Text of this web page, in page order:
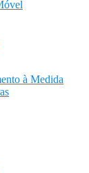
à Medida